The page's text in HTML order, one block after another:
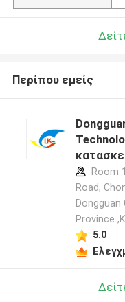
Περίπου εμείς
Room
Road,
Dongguan
Province
5.0